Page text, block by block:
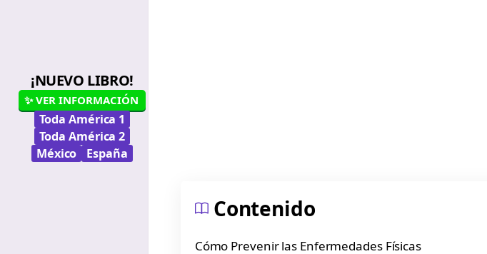
¡NUEVO LIBRO!
✨ VER INFORMACIÓN
Toda América 1
Toda América 2
México
España
Contenido
Cómo Prevenir las Enfermedades Físicas